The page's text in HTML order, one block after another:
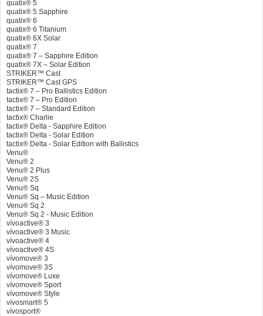
quatix® 5
quatix® 5 Sapphire
quatix® 6
quatix® 6 Titanium
quatix® 6X Solar
quatix® 7
quatix® 7 – Sapphire Edition
quatix® 7X – Solar Edition
STRIKER™ Cast
STRIKER™ Cast GPS
tactix® 7 – Pro Ballistics Edition
tactix® 7 – Pro Edition
tactix® 7 – Standard Edition
tactix® Charlie
tactix® Delta - Sapphire Edition
tactix® Delta - Solar Edition
tactix® Delta - Solar Edition with Ballistics
Venu®
Venu® 2
Venu® 2 Plus
Venu® 2S
Venu® Sq
Venu® Sq – Music Edition
Venu® Sq 2
Venu® Sq 2 - Music Edition
vívoactive® 3
vívoactive® 3 Music
vívoactive® 4
vívoactive® 4S
vívomove® 3
vívomove® 3S
vívomove® Luxe
vívomove® Sport
vívomove® Style
vívosmart® 5
vívosport®